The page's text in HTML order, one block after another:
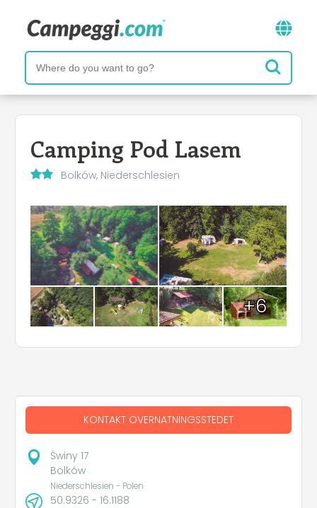
Camping Pod Lasem
Bolków, Niederschlesien
+6
KONTAKT OVERNATNINGSSTEDET
Świny 17
Bolków
Niederschlesien - Polen
50.9326 - 16.1188